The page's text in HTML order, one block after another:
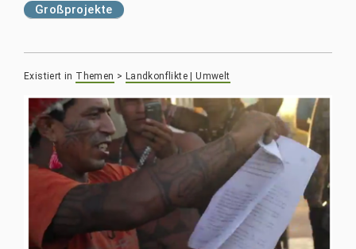
Großprojekte
Existiert in Themen > Landkonflikte | Umwelt